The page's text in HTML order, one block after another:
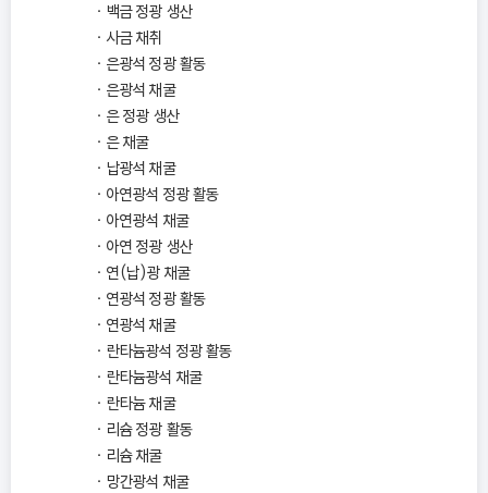
백금 정광 생산
사금 채취
은광석 정광 활동
은광석 채굴
은 정광 생산
은 채굴
납광석 채굴
아연광석 정광 활동
아연광석 채굴
아연 정광 생산
연(납)광 채굴
연광석 정광 활동
연광석 채굴
란타늄광석 정광 활동
란타늄광석 채굴
란타늄 채굴
리슘 정광 활동
리슘 채굴
망간광석 채굴